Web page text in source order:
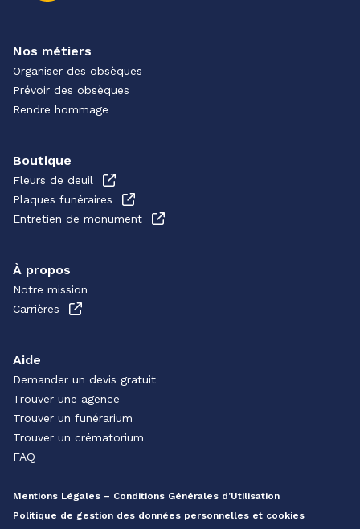
Nos métiers
Organiser des obsèques
Prévoir des obsèques
Rendre hommage
Boutique
Fleurs de deuil
Plaques funéraires
Entretien de monument
À propos
Notre mission
Carrières
Aide
Demander un devis gratuit
Trouver une agence
Trouver un funérarium
Trouver un crématorium
FAQ
Mentions Légales – Conditions Générales d’Utilisation
Politique de gestion des données personnelles et cookies